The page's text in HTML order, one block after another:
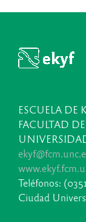
ESCUELA DE
FACULTAD
Teléfonos:
Ciudad